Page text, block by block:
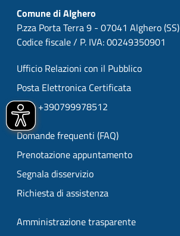
Comune di Alghero
P.zza Porta Terra 9 - 07041 Alghero (SS)
Codice fiscale / P. IVA: 00249350901
Ufficio Relazioni con il Pubblico
Posta Elettronica Certificata
URP: +390799978512
Domande frequenti (FAQ)
Prenotazione appuntamento
Segnala disservizio
Richiesta di assistenza
Amministrazione trasparente